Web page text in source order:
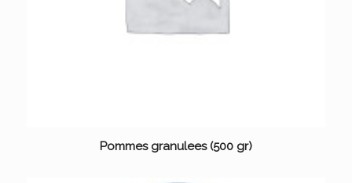
Pommes granulees (500 gr)